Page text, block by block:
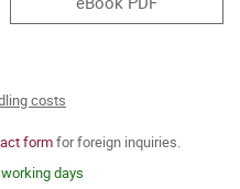
costs
formfor foreign inquiries.
days